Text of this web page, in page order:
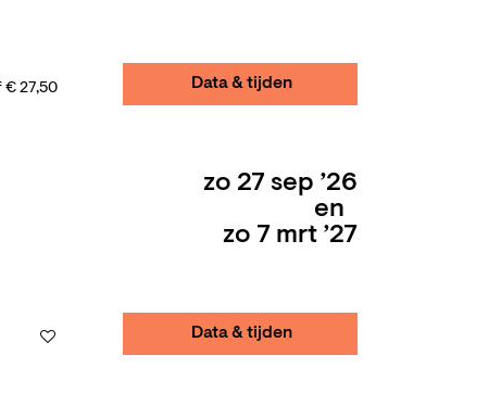
€ 27,50 Data & tijden
zo 27 sep ’26
en
zo 7 mrt ’27
Data & tijden